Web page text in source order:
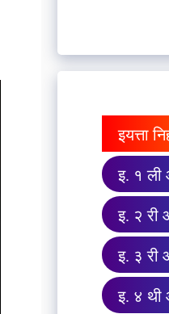
इयत्ता
इ. १ ली
इ. २ री
इ. ३ री
इ. ४ थी